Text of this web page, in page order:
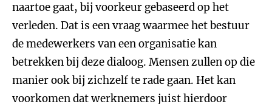
naartoe gaat, bij voorkeur gebaseerd op het
verleden. Dat is een vraag waarmee het bestuur
de medewerkers van een organisatie kan
betrekken bij deze dialoog. Mensen zullen op die
manier ook bij zichzelf te rade gaan. Het kan
voorkomen dat werknemers juist hierdoor